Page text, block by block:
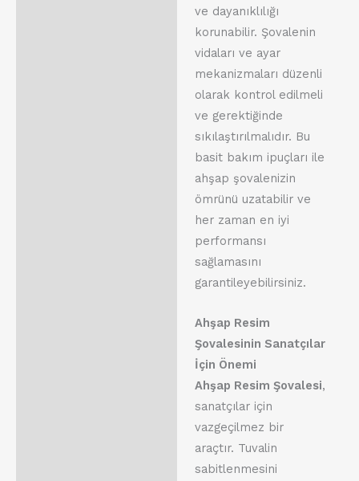
ve dayanıklılığı
korunabilir. Şovalenin
vidaları ve ayar
mekanizmaları düzenli
olarak kontrol edilmeli
ve gerektiğinde
sıkılaştırılmalıdır. Bu
basit bakım ipuçları ile
ahşap şovalenizin
ömrünü uzatabilir ve
her zaman en iyi
performansı
sağlamasını
garantileyebilirsiniz.
Ahşap Resim
Şovalesinin Sanatçılar
İçin Önemi
Ahşap Resim Şovalesi,
sanatçılar için
vazgeçilmez bir
araçtır. Tuvalin
sabitlenmesini